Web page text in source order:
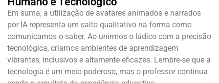
Em suma, a utilização de avatares animados e narrados
por IA representa um salto qualitativo na forma como
comunicamos o saber. Ao unirmos o lúdico com a precisão
tecnológica, criamos ambientes de aprendizagem
vibrantes, inclusivos e altamente eficazes. Lembre-se que a
tecnologia é um meio poderoso, mas o professor continua